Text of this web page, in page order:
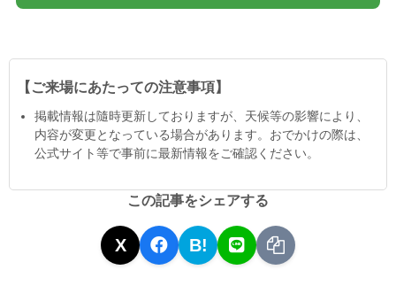
【ご来場にあたっての注意事項】
掲載情報は隨時更新しておりますが、天候等の影響により、
内容が変更となっている場合があります。おでかけの際は、
公式サイト等で事前に最新情報をご確認ください。
この記事をシェアする
X B!